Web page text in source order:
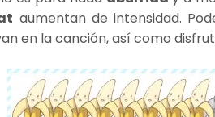
aumentan de intensidad.
en la canción, así como